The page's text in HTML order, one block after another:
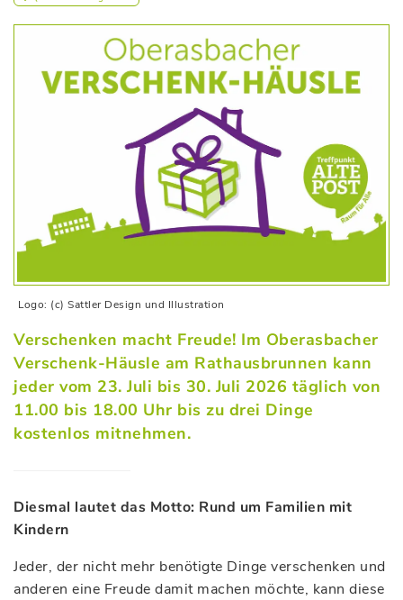
Logo: (c) Sattler Design und Illustration
Verschenken macht Freude! Im Oberasbacher
Verschenk-Häusle am Rathausbrunnen kann
jeder vom 23. Juli bis 30. Juli 2026 täglich von
11.00 bis 18.00 Uhr bis zu drei Dinge
kostenlos mitnehmen.
Diesmal lautet das Motto: Rund um Familien mit
Kindern
Jeder, der nicht mehr benötigte Dinge verschenken und
anderen eine Freude damit machen möchte, kann diese